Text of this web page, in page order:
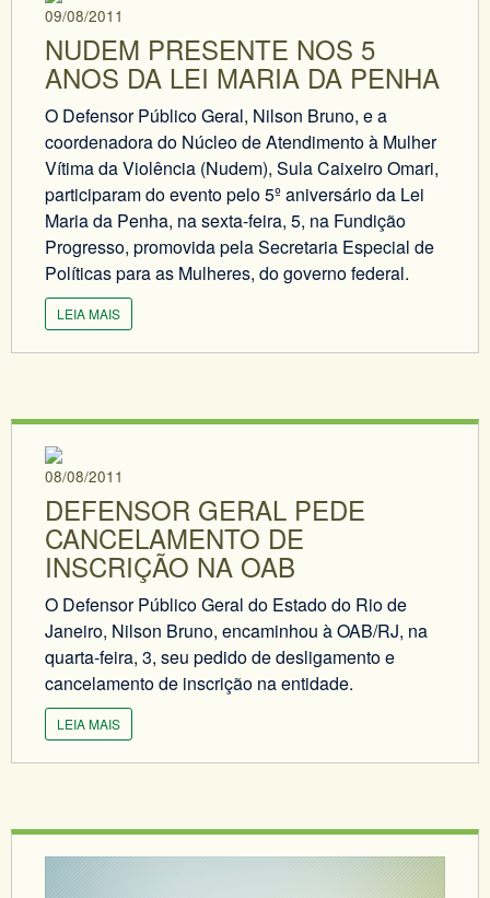
09/08/2011
NUDEM PRESENTE NOS 5
ANOS DA LEI MARIA DA PENHA
O Defensor Público Geral, Nilson Bruno, e a
coordenadora do Núcleo de Atendimento à Mulher
Vítima da Violência (Nudem), Sula Caixeiro Omari,
participaram do evento pelo 5º aniversário da Lei
Maria da Penha, na sexta-feira, 5, na Fundição
Progresso, promovida pela Secretaria Especial de
Políticas para as Mulheres, do governo federal.
LEIA MAIS
08/08/2011
DEFENSOR GERAL PEDE
CANCELAMENTO DE
INSCRIÇÃO NA OAB
O Defensor Público Geral do Estado do Rio de
Janeiro, Nilson Bruno, encaminhou à OAB/RJ, na
quarta-feira, 3, seu pedido de desligamento e
cancelamento de inscrição na entidade.
LEIA MAIS